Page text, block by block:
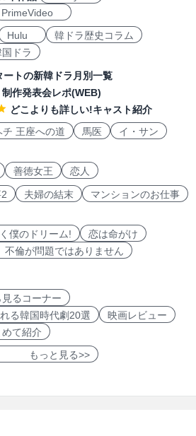
PrimeVideo
Hulu
韓ドラ歴史コラム
ドラ
ートの新韓ドラ月別一覧
制作発表会レポ(WEB)
どこよりも詳しい!キャスト紹介
チ 王座への道 馬医
イ・サン
善徳女王 恋人
夫婦の結末
マンションのお仕事
僕のドリーム!
恋は命がけ
不倫が問題ではありません
るコーナー
る韓国時代劇20選
映画レビュー
て紹介
もっと見る>>